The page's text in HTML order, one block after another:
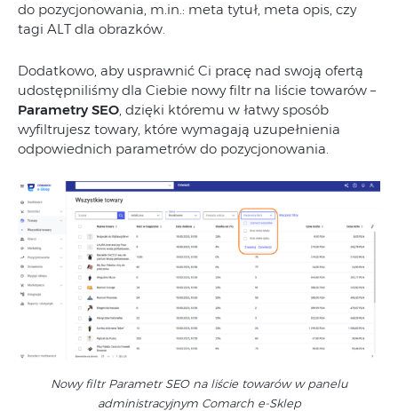
do pozycjonowania, m.in.: meta tytuł, meta opis, czy
tagi ALT dla obrazków.
Dodatkowo, aby usprawnić Ci pracę nad swoją ofertą
udostępniliśmy dla Ciebie nowy filtr na liście towarów –
Parametry SEO, dzięki któremu w łatwy sposób
wyfiltrujesz towary, które wymagają uzupełnienia
odpowiednich parametrów do pozycjonowania.
Nowy filtr Parametr SEO na liście towarów w panelu
administracyjnym Comarch e-Sklep